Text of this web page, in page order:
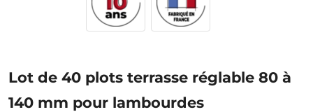
Lot de 40 plots terrasse réglable 80 à
140 mm pour lambourdes